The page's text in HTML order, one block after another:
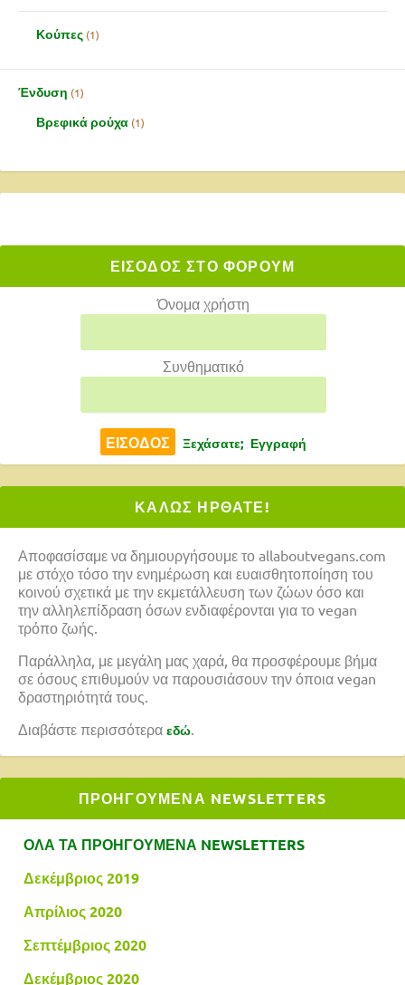
Κούπες 1
Ένδυση 1
Βρεφικά ρούχα 1
ΕΙΣΟΔΟΣ ΣΤΟ ΦΟΡΟΥΜ
Όνομα χρήστη
Συνθηματικό
Ξεχάσατε; Εγγραφή
ΚΑΛΩΣ ΗΡΘΑΤΕ!
Αποφασίσαμε να δημιουργήσουμε το allaboutvegans.com
με στόχο τόσο την ενημέρωση και ευαισθητοποίηση του
κοινού σχετικά με την εκμετάλλευση των ζώων όσο και
την αλληλεπίδραση όσων ενδιαφέρονται για το vegan
τρόπο ζωής.
Παράλληλα, με μεγάλη μας χαρά, θα προσφέρουμε βήμα
σε όσους επιθυμούν να παρουσιάσουν την όποια vegan
δραστηριότητά τους.
Διαβάστε περισσότερα εδώ
ΠΡΟΗΓΟΥΜΕΝΑ NEWSLETTERS
ΟΛΑ ΤΑ ΠΡΟΗΓΟΥΜΕΝΑ NEWSLETTERS
Δεκέμβριος 2019
Απρίλιος 2020
Σεπτέμβριος 2020
Δεκέμβριος 2020